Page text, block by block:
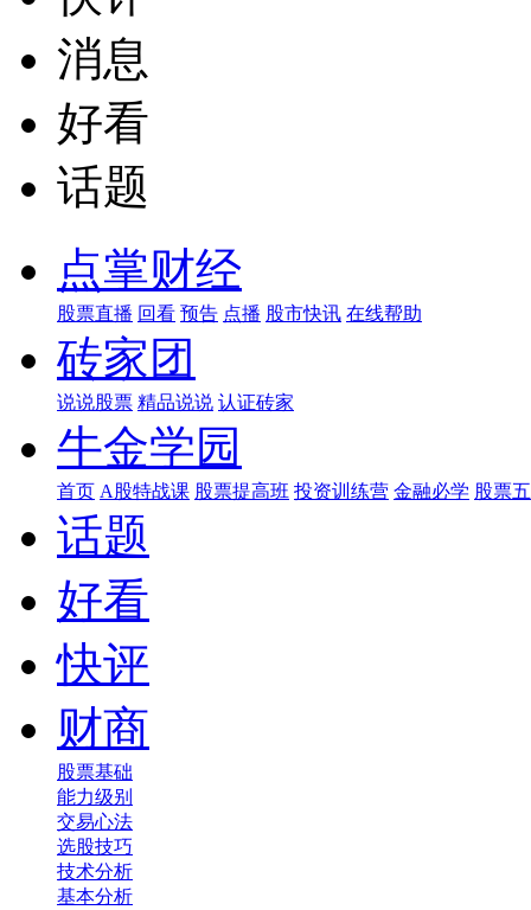
消息
好看
话题
点掌财经
股票直播 回看 预告 点播 股市快讯 在线帮助
砖家团
说说股票 精品说说 认证砖家
牛金学园
首页 A股特战课 股票提高班 投资训练营 金融必学 股票
话题
好看
快评
财商
股票基础
能力级别
交易心法
选股技巧
技术分析
基本分析